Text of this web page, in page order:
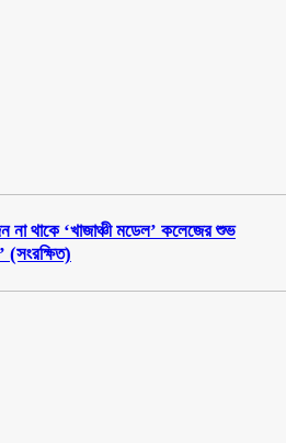
না থাকে ‘খাজাঞ্চী মডেল’ কলেজের শুভ
(সংরক্ষিত)